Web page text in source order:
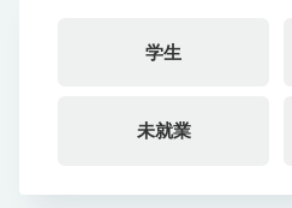
学生
未就業